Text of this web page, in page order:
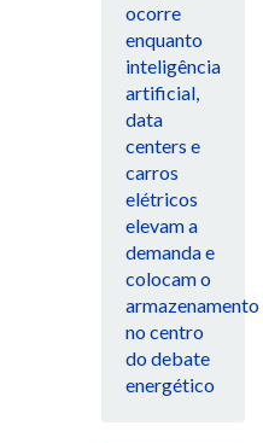
ocorre
enquanto
inteligência
artificial,
data
centers e
carros
elétricos
elevam a
demanda e
colocam o
armazenamento
no centro
do debate
energético